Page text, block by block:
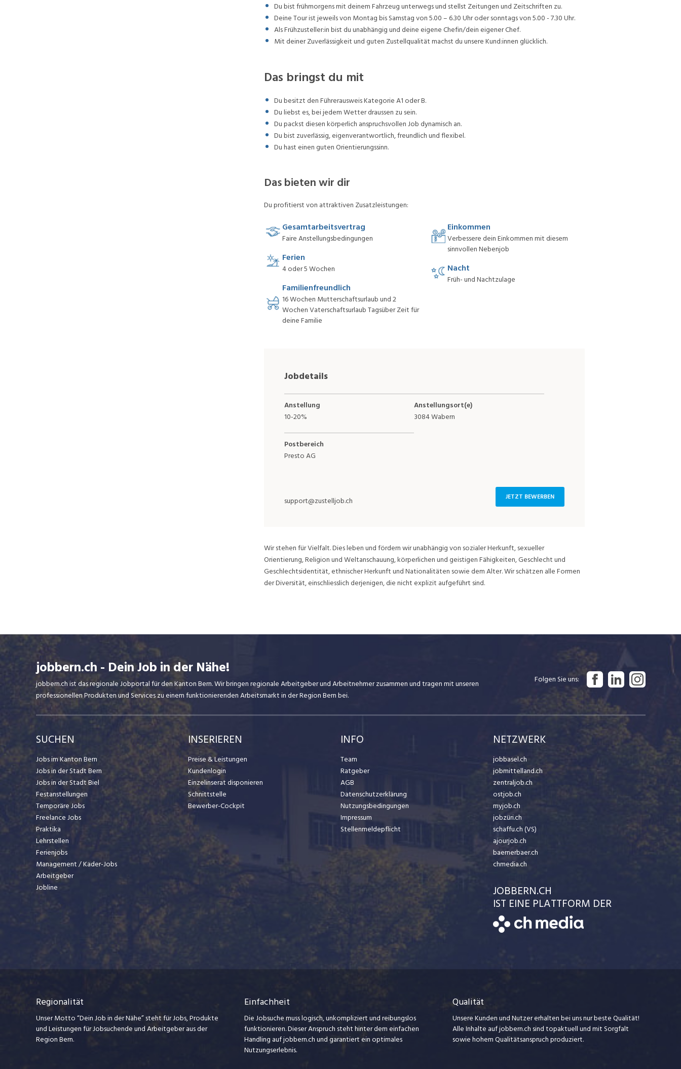
Du bist frühmorgens mit deinem Fahrzeug unterwegs und stellst Zeitungen und Zeitschriften zu.
Deine Tour ist jeweils von Montag bis Samstag von 5.00 – 6.30 Uhr oder sonntags von 5.00 - 7.30 Uhr.
Als Frühzusteller:in bist du unabhängig und deine eigene Chefin/dein eigener Chef.
Mit deiner Zuverlässigkeit und guten Zustellqualität machst du unsere Kund:innen glücklich.
Das bringst du mit
Du besitzt den Führerausweis Kategorie A1 oder B.
Du liebst es, bei jedem Wetter draussen zu sein.
Du packst diesen körperlich anspruchsvollen Job dynamisch an.
Du bist zuverlässig, eigenverantwortlich, freundlich und flexibel.
Du hast einen guten Orientierungssinn.
Das bieten wir dir
Du profitierst von attraktiven Zusatzleistungen:
Gesamtarbeitsvertrag
Faire Anstellungsbedingungen
Ferien
4 oder 5 Wochen
Familienfreundlich
16 Wochen Mutterschaftsurlaub und 2
Wochen Vaterschaftsurlaub Tagsüber Zeit für
deine Familie
Einkommen
Verbessere dein Einkommen mit diesem
sinnvollen Nebenjob
Nacht
Früh- und Nachtzulage
Jobdetails
Anstellung
10-20%
Anstellungsort(e)
3084 Wabern
Postbereich
Presto AG
support@zustelljob.ch JETZT BEWERBEN
Wir stehen für Vielfalt. Dies leben und fördern wir unabhängig von sozialer Herkunft, sexueller
Orientierung, Religion und Weltanschauung, körperlichen und geistigen Fähigkeiten, Geschlecht und
Geschlechtsidentität, ethnischer Herkunft und Nationalitäten sowie dem Alter. Wir schätzen alle Formen
der Diversität, einschliesslich derjenigen, die nicht explizit aufgeführt sind.
jobbern.ch - Dein Job in der Nähe!
jobbern.ch ist das regionale Jobportal für den Kanton Bern. Wir bringen regionale Arbeitgeber und Arbeitnehmer zusammen und tragen mit unseren
professionellen Produkten und Services zu einem funktionierenden Arbeitsmarkt in der Region Bern bei.
Folgen Sie uns
SUCHEN
Jobs im Kanton Bern
Jobs in der Stadt Bern
Jobs in der Stadt Biel
Festanstellungen
Temporäre Jobs
Freelance Jobs
Praktika
Lehrstellen
Ferienjobs
Management / Kader-Jobs
Arbeitgeber
Jobline
INSERIEREN
Preise & Leistungen
Kundenlogin
Einzelinserat disponieren
Schnittstelle
Bewerber-Cockpit
INFO
Team
Ratgeber
AGB
Datenschutzerklärung
Nutzungsbedingungen
Impressum
Stellenmeldepflicht
NETZWERK
jobbasel.ch
jobmittelland.ch
zentraljob.ch
ostjob.ch
myjob.ch
jobzüri.ch
schaffu.ch (VS)
ajourjob.ch
baernerbaer.ch
chmedia.ch
JOBBERN.CH
IST EINE PLATTFORM DER
Regionalität
Unser Motto “Dein Job in der Nähe” steht für Jobs, Produkte
und Leistungen für Jobsuchende und Arbeitgeber aus der
Region Bern.
Einfachheit
Die Jobsuche muss logisch, unkompliziert und reibungslos
funktionieren. Dieser Anspruch steht hinter dem einfachen
Handling auf jobbern.ch und garantiert ein optimales
Nutzungserlebnis.
Qualität
Unsere Kunden und Nutzer erhalten bei uns nur beste Qualität!
Alle Inhalte auf jobbern.ch sind topaktuell und mit Sorgfalt
sowie hohem Qualitätsanspruch produziert.